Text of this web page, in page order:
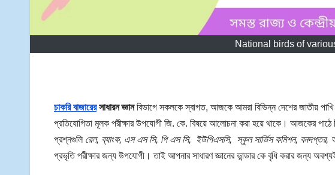
National birds of
চাকরি বাজারের সাধারনজ্ঞানবিভাগে সকলকে স্বাগত, আজকে আমরা বিভিন্ন দেশের জাতীয়
প্রতিযোগিতা মূলক পরীক্ষার উপযোগী জি. কে. বিষয়ে আলোচনা করা হয়ে থাকে। আজকের
প্রশ্নগুলি রেল, ব্যাংক, এস এস সি, পি এস সি, ইউপিএসসি, স্কুল সার্ভিস কমিশন, বনদপ্তর,
প্রভৃতি পরীক্ষার জন্য উপযোগী। তাই আপনার সাধারণ জ্ঞানের ভান্ডার কে বৃধি করার জন্য